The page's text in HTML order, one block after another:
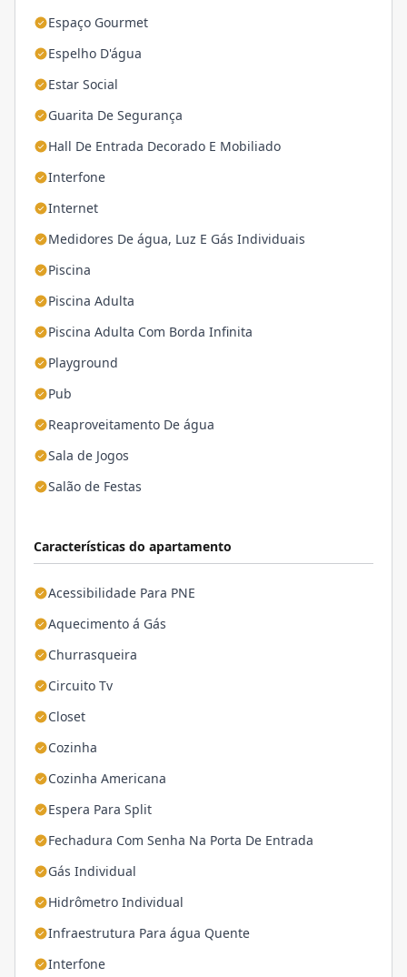
Espaço Gourmet
Espelho D'água
Estar Social
Guarita De Segurança
Hall De Entrada Decorado E Mobiliado
Interfone
Internet
Medidores De água, Luz E Gás Individuais
Piscina
Piscina Adulta
Piscina Adulta Com Borda Infinita
Playground
Pub
Reaproveitamento De água
Sala de Jogos
Salão de Festas
Características do apartamento
Acessibilidade Para PNE
Aquecimento á Gás
Churrasqueira
Circuito Tv
Closet
Cozinha
Cozinha Americana
Espera Para Split
Fechadura Com Senha Na Porta De Entrada
Gás Individual
Hidrômetro Individual
Infraestrutura Para água Quente
Interfone